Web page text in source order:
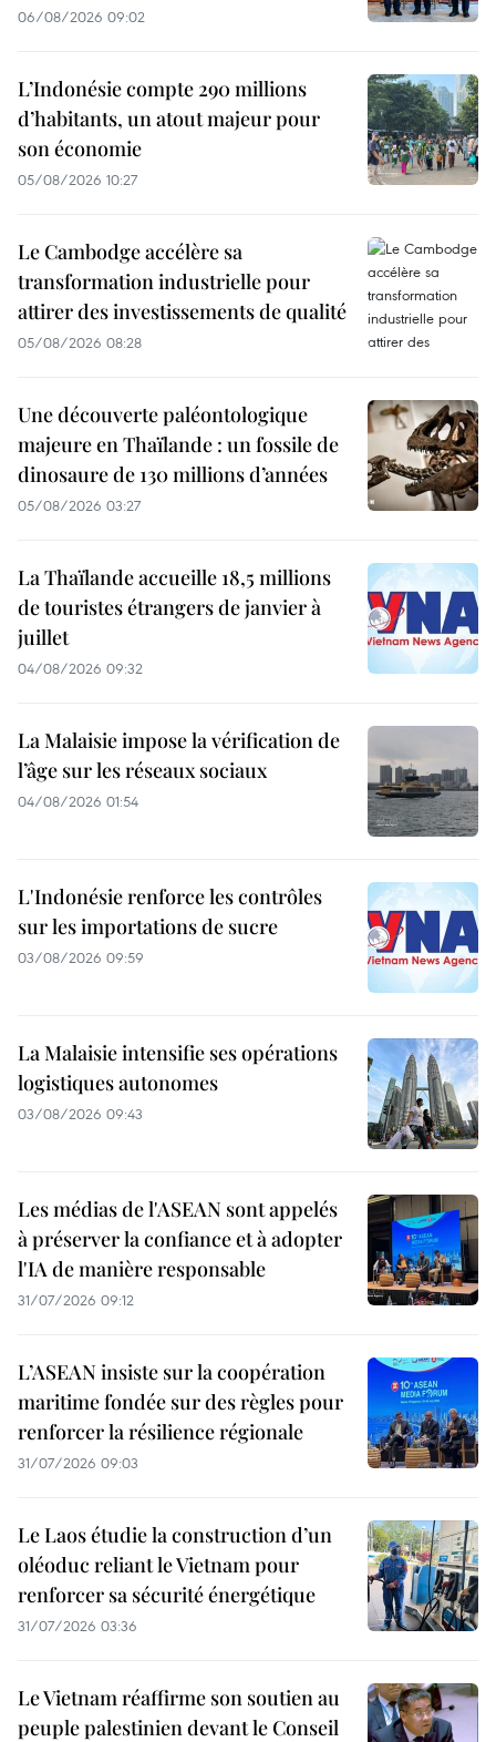
06/08/2026 09:02
L’Indonésie compte 290 millions
d’habitants, un atout majeur pour
son économie
05/08/2026 10:27
Le Cambodge accélère sa
transformation industrielle pour
attirer des investissements de qualité
05/08/2026 08:28
Une découverte paléontologique
majeure en Thaïlande : un fossile de
dinosaure de 130 millions d’années
05/08/2026 03:27
La Thaïlande accueille 18,5 millions
de touristes étrangers de janvier à
juillet
04/08/2026 09:32
La Malaisie impose la vérification de
l’âge sur les réseaux sociaux
04/08/2026 01:54
L'Indonésie renforce les contrôles
sur les importations de sucre
03/08/2026 09:59
La Malaisie intensifie ses opérations
logistiques autonomes
03/08/2026 09:43
Les médias de l'ASEAN sont appelés
à préserver la confiance et à adopter
l'IA de manière responsable
31/07/2026 09:12
L’ASEAN insiste sur la coopération
maritime fondée sur des règles pour
renforcer la résilience régionale
31/07/2026 09:03
Le Laos étudie la construction d’un
oléoduc reliant le Vietnam pour
renforcer sa sécurité énergétique
31/07/2026 03:36
Le Vietnam réaffirme son soutien au
peuple palestinien devant le Conseil